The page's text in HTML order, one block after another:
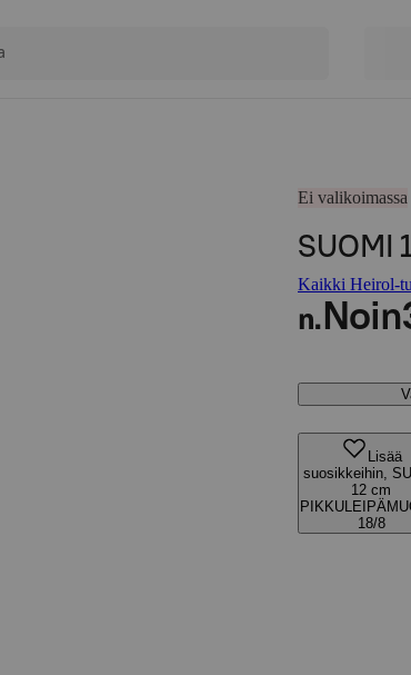
Ei valikoimassa
SUOMI
Kaikki Heirol-
n. Noin
Lisää
suosikkeihin,
12 cm
18/8